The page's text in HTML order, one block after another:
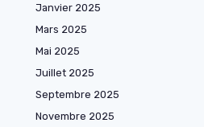
Janvier 2025
Mars 2025
Mai 2025
Juillet 2025
Septembre 2025
Novembre 2025